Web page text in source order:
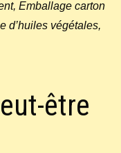
Emballage carton
d’huiles végétales,
être